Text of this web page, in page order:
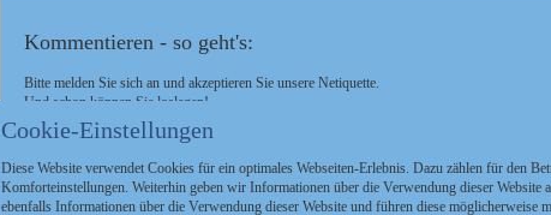
Kommentieren - so geht's:
Bitte melden Sie sich an und akzeptieren Sie unsere Netiquette.
Und schon können Sie loslegen!
Cookie-Einstellungen
Diese Website verwendet Cookies für ein optimales Webseiten-Erlebnis. Dazu zählen für den
Komforteinstellungen. Weiterhin geben wir Informationen über die Verwendung dieser
ebenfalls Informationen über die Verwendung dieser Website und führen diese möglicherweise